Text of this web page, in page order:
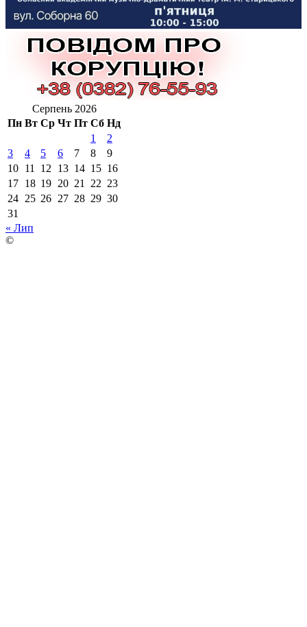
Серпень 2026
Пн Вт Ср Чт Пт Сб Нд
1
2
3
4 5 6 7 8
9
10 11 12 13 14 15 16
17 18 19 20 21 22 23
24 25 26 27 28 29 30
31
« Лип
©